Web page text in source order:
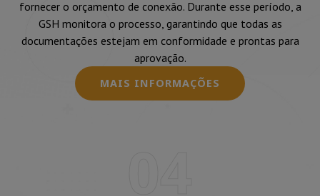
fornecer o orçamento de conexão. Durante esse período, a
GSH monitora o processo, garantindo que todas as
documentações estejam em conformidade e prontas para
aprovação.
MAIS INFORMAÇÕES